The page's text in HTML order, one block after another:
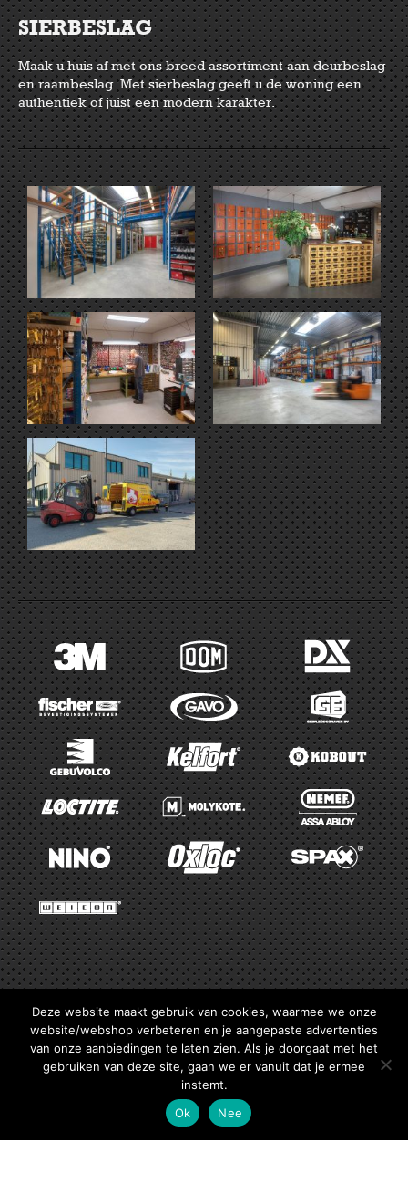
SIERBESLAG
Maak u huis af met ons breed assortiment aan deurbeslag
en raambeslag. Met sierbeslag geeft u de woning een
authentiek of juist een modern karakter.
Industrieweg 2aa | 1785 AG
Deze website maakt gebruik van cookies, waarmee we onze
website/webshop verbeteren en je aangepaste advertenties
van onze aanbiedingen te laten zien. Als je doorgaat met het
gebruiken van deze site, gaan we er vanuit dat je ermee
instemt.
Ok
Nee